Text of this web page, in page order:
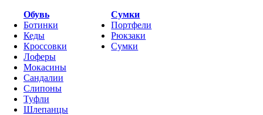
Обувь
Ботинки
Кеды
Кроссовки
Лоферы
Мокасины
Сандалии
Слипоны
Туфли
Шлепанцы
Сумки
Портфели
Рюкзаки
Сумки